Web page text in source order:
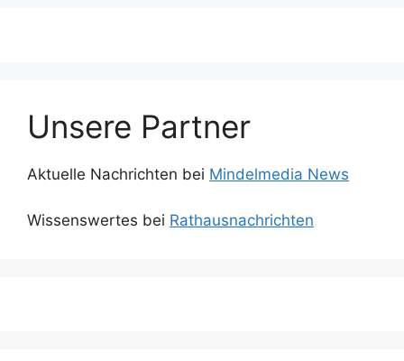
Unsere Partner
Aktuelle Nachrichten bei Mindelmedia News
Wissenswertes bei Rathausnachrichten